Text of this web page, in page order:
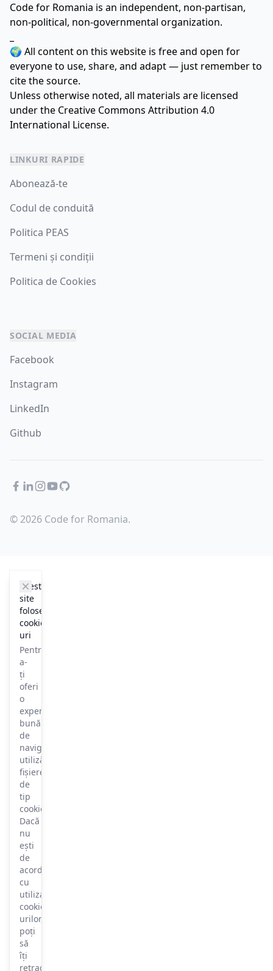
Code for Romania is an independent, non-partisan,
non-political, non-governmental organization.
🌍 All content on this website is free and open for
everyone to use, share, and adapt — just remember to
cite the source.
Unless otherwise noted, all materials are licensed
under the Creative Commons Attribution 4.0
International License.
LINKURI RAPIDE
Abonează-te
Codul de conduită
Politica PEAS
Termeni și condiții
Politica de Cookies
SOCIAL MEDIA
Facebook
Instagram
LinkedIn
Github
Facebook
LinkedIn
Instagram
YouTube
GitHub
© 2026 Code for Romania.
Acest
site
folosește
cookie-
uri
Pentru
a-
ți
oferi
o
experiență
bună
de
navigare,
utilizăm
fișiere
de
tip
cookie.
Dacă
nu
ești
de
acord
cu
utilizarea
cookie-
urilor,
poți
să
îți
retragi
cookie_notice.clos3